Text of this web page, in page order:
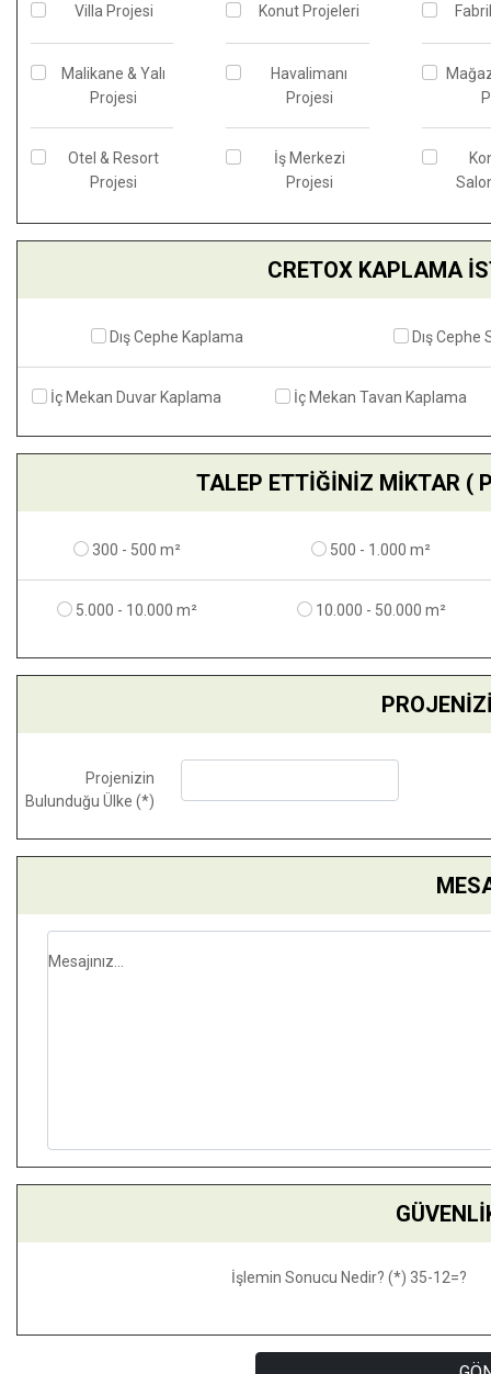
Villa Projesi
Malikane & Yalı
Projesi
Otel & Resort
Projesi
Konut Projeleri
Havalimanı
Projesi
İş Merkezi
Projesi
CRETOX KAPLAMA
Dış Cephe Kaplama Dış
İç Mekan Duvar Kaplama İç Mekan Tavan Kaplama
TALEP ETTİĞİNİZ MİKTAR (
300 - 500 m² 500 - 1.000 m²
5.000 - 10.000 m² 10.000 - 50.000 m²
Projenizin
Bulunduğu Ülke (*)
Mesajınız...
İşlemin Sonucu Nedir? (*) 35-12=?